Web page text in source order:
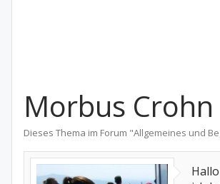
Morbus Crohn
Dieses Thema im Forum "Allgemeines und